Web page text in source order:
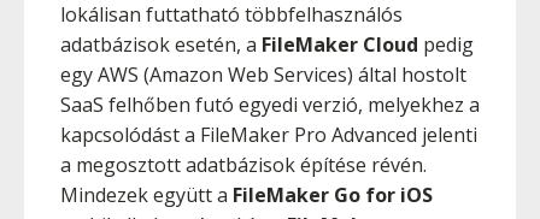
lokálisan futtatható többfelhasználós
adatbázisok esetén, a FileMaker Cloud pedig
egy AWS (Amazon Web Services) által hostolt
SaaS felhőben futó egyedi verzió, melyekhez a
kapcsolódást a FileMaker Pro Advanced jelenti
a megosztott adatbázisok építése révén.
Mindezek együtt a FileMaker Go for iOS